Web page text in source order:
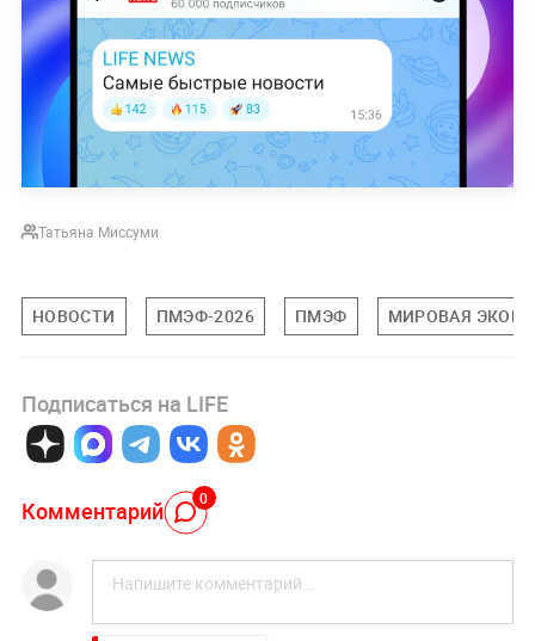
Татьяна Миссуми
НОВОСТИ ПМЭФ-2026 ПМЭФ МИРОВАЯ
Подписаться на LIFE
Комментарий 0